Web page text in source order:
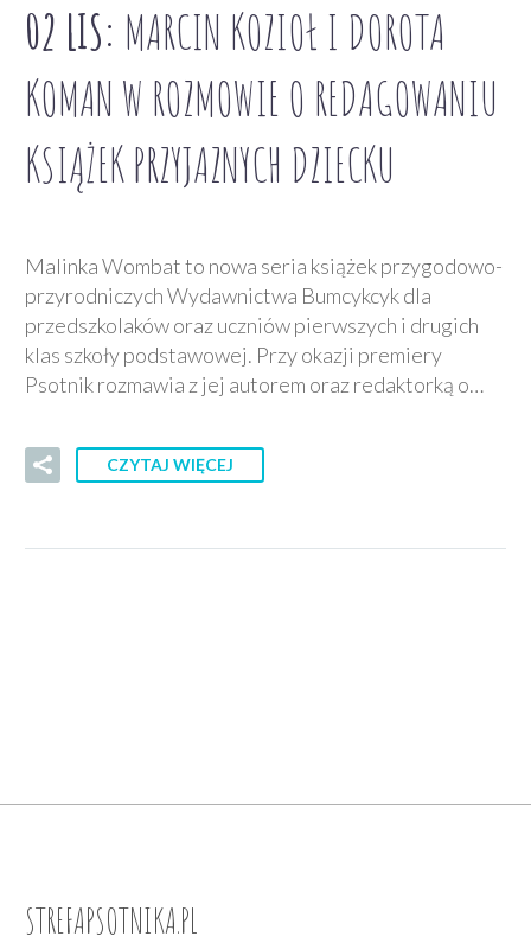
02 LIS: MARCIN KOZIOŁ I DOROTA
KOMAN W ROZMOWIE O REDAGOWANIU
KSIĄŻEK PRZYJAZNYCH DZIECKU
Malinka Wombat to nowa seria książek przygodowo-
przyrodniczych Wydawnictwa Bumcykcyk dla
przedszkolaków oraz uczniów pierwszych i drugich
klas szkoły podstawowej. Przy okazji premiery
Psotnik rozmawia z jej autorem oraz redaktorką o…
CZYTAJ WIĘCEJ
STREFAPSOTNIKA.PL